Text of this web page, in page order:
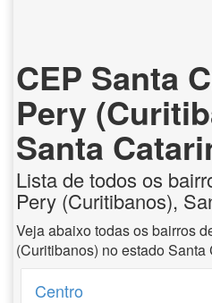
CEP Santa
Pery
Santa
Lista de todos os
Pery (Curitibanos),
Veja abaixo todas os bairros
(Curitibanos) no estado Santa
Centro